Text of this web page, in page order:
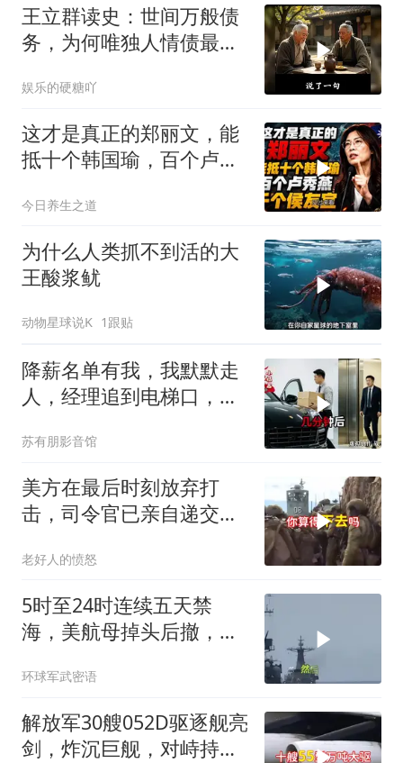
王立群读史：世间万般债
务，为何唯独人情债最难
娱乐的硬糖吖
这才是真正的郑丽文，能
抵十个韩国瑜，百个卢秀
今日养生之道
为什么人类抓不到活的大
王酸浆鱿
动物星球说K 1跟贴
降薪名单有我，我默默走
人，经理追到电梯口，见
苏有朋影音馆
美方在最后时刻放弃打
击，司令官已亲自递交文
老好人的愤怒
5时至24时连续五天禁
海，美航母掉头后撤，黄
环球军武密语
解放军30艘052D驱逐舰亮
剑，炸沉巨舰，对峙持续